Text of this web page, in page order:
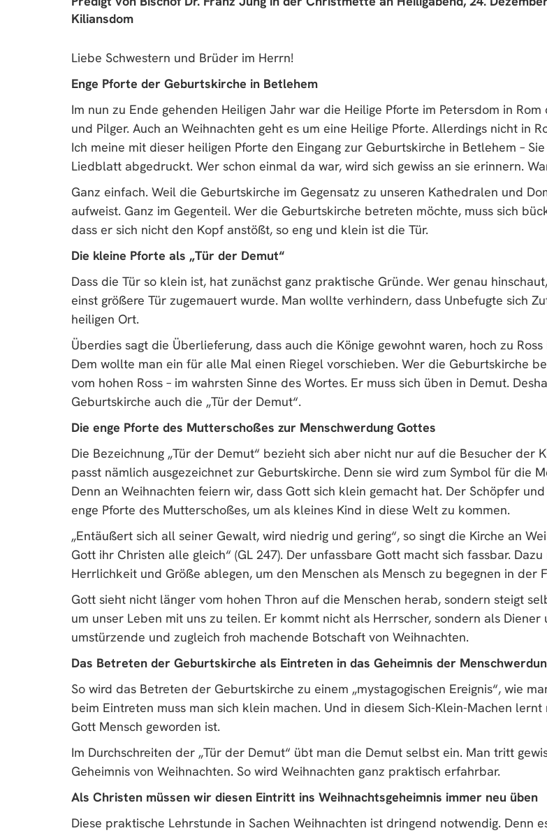
Kiliansdom
Liebe Schwestern und Brüder im Herrn!
Enge Pforte der Geburtskirche in Betlehem
Im nun zu Ende gehenden Heiligen Jahr war die Heilige Pforte im Petersdom in
und Pilger. Auch an Weihnachten geht es um eine Heilige Pforte. Allerdings nicht in
Ich meine mit dieser heiligen Pforte den Eingang zur Geburtskirche in Betlehem –
Liedblatt abgedruckt. Wer schon einmal da war, wird sich gewiss an sie erinnern.
Ganz einfach. Weil die Geburtskirche im Gegensatz zu unseren Kathedralen und
aufweist. Ganz im Gegenteil. Wer die Geburtskirche betreten möchte, muss sich
dass er sich nicht den Kopf anstößt, so eng und klein ist die Tür.
Die kleine Pforte als „Tür der Demut“
Dass die Tür so klein ist, hat zunächst ganz praktische Gründe. Wer genau
einst größere Tür zugemauert wurde. Man wollte verhindern, dass Unbefugte sich
heiligen Ort.
Überdies sagt die Überlieferung, dass auch die Könige gewohnt waren, hoch zu
Dem wollte man ein für alle Mal einen Riegel vorschieben. Wer die Geburtskirche
vom hohen Ross – im wahrsten Sinne des Wortes. Er muss sich üben in Demut.
Geburtskirche auch die „Tür der Demut“.
Die enge Pforte des Mutterschoßes zur Menschwerdung Gottes
Die Bezeichnung „Tür der Demut“ bezieht sich aber nicht nur auf die Besucher der
passt nämlich ausgezeichnet zur Geburtskirche. Denn sie wird zum Symbol für die
Denn an Weihnachten feiern wir, dass Gott sich klein gemacht hat. Der Schöpfer
enge Pforte des Mutterschoßes, um als kleines Kind in diese Welt zu kommen.
„Entäußert sich all seiner Gewalt, wird niedrig und gering“, so singt die Kirche an
Gott ihr Christen alle gleich“ (GL 247). Der unfassbare Gott macht sich fassbar.
Herrlichkeit und Größe ablegen, um den Menschen als Mensch zu begegnen in der
Gott sieht nicht länger vom hohen Thron auf die Menschen herab, sondern steigt
um unser Leben mit uns zu teilen. Er kommt nicht als Herrscher, sondern als Diener
umstürzende und zugleich froh machende Botschaft von Weihnachten.
Das Betreten der Geburtskirche als Eintreten in das Geheimnis der
So wird das Betreten der Geburtskirche zu einem „mystagogischen Ereignis“, wie
beim Eintreten muss man sich klein machen. Und in diesem Sich-Klein-Machen lernt
Gott Mensch geworden ist.
Im Durchschreiten der „Tür der Demut“ übt man die Demut selbst ein. Man tritt
Geheimnis von Weihnachten. So wird Weihnachten ganz praktisch erfahrbar.
Als Christen müssen wir diesen Eintritt ins Weihnachtsgeheimnis immer neu üben
Diese praktische Lehrstunde in Sachen Weihnachten ist dringend notwendig. Denn